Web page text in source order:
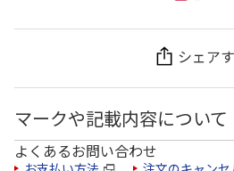
シェア
マークや記載内容について
よくあるお問い合わせ